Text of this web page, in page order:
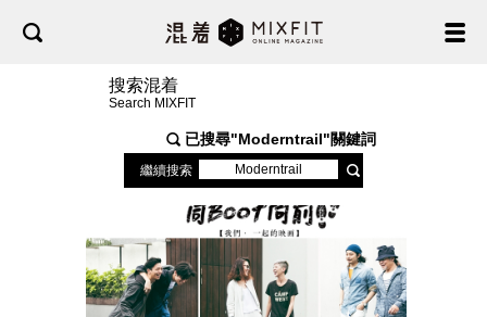
搜索混着
Search MIXFIT
已搜尋"Moderntrail"關鍵詞
繼續搜索